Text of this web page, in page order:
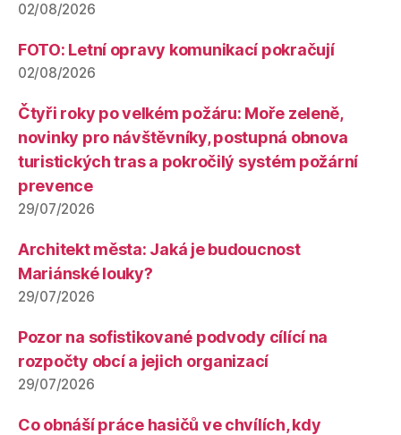
02/08/2026
FOTO: Letní opravy komunikací pokračují
02/08/2026
Čtyři roky po velkém požáru: Moře zeleně,
novinky pro návštěvníky, postupná obnova
turistických tras a pokročilý systém požární
prevence
29/07/2026
Architekt města: Jaká je budoucnost
Mariánské louky?
29/07/2026
Pozor na sofistikované podvody cílící na
rozpočty obcí a jejich organizací
29/07/2026
Co obnáší práce hasičů ve chvílích, kdy